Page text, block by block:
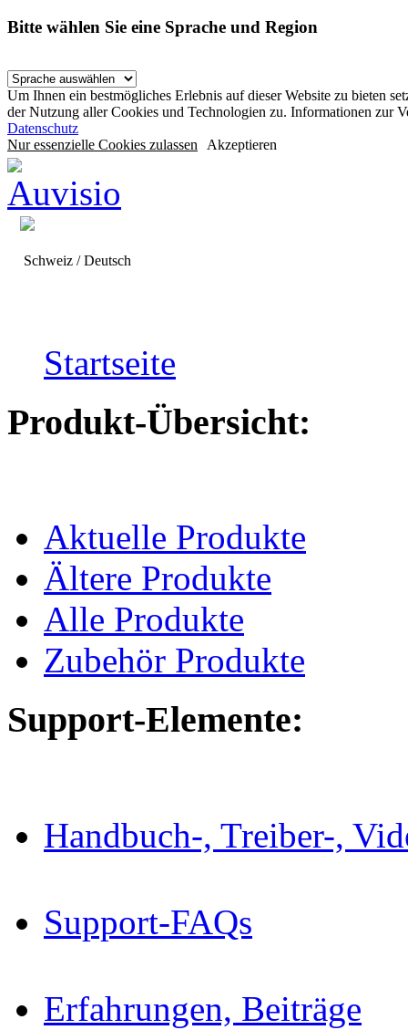
Bitte wählen Sie eine Sprache und Region
Um Ihnen ein bestmögliches Erlebnis auf dieser Website zu bieten
der Nutzung aller Cookies und Technologien zu. Informationen zur
Datenschutz
Nur essenzielle Cookies zulassen Akzeptieren
Schweiz / Deutsch
Startseite
Produkt-Übersicht:
Aktuelle Produkte
Ältere Produkte
Alle Produkte
Zubehör Produkte
Support-Elemente:
Handbuch-, Treiber-,
Support-FAQs
Erfahrungen, Beiträge